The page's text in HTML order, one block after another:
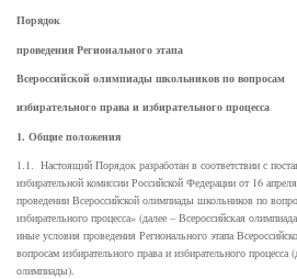
Порядок
проведения Регионального этапа
Всероссийской олимпиады школьников по вопросам
избирательного права и избирательного процесса
1. Общие положения
1.1. Настоящий Порядок разработан в соответствии с
избирательной комиссии Российской Федерации от 16
проведении Всероссийской олимпиады школьников по
избирательного процесса» (далее – Всероссийская
иные условия проведения Регионального этапа
вопросам избирательного права и избирательного процесса
олимпиады).